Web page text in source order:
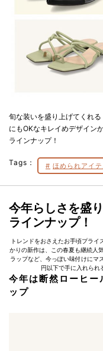
旬な装いを盛り上げてくれ
にもOKなキレイめデザイン
ラインナップ！
Tags： ほめられアイテ
今年らしさを盛
ラインナップ！
トレンドをおさえたお手頃プライ
かりの新作は、この春夏も継続人
ラップなど、今っぽい味付けにマ
円以下で手に入れられ
今年は断然ローヒ
ップ